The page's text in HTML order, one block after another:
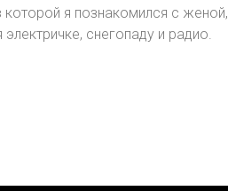
которой я познакомился с женой,
электричке, снегопаду и радио.